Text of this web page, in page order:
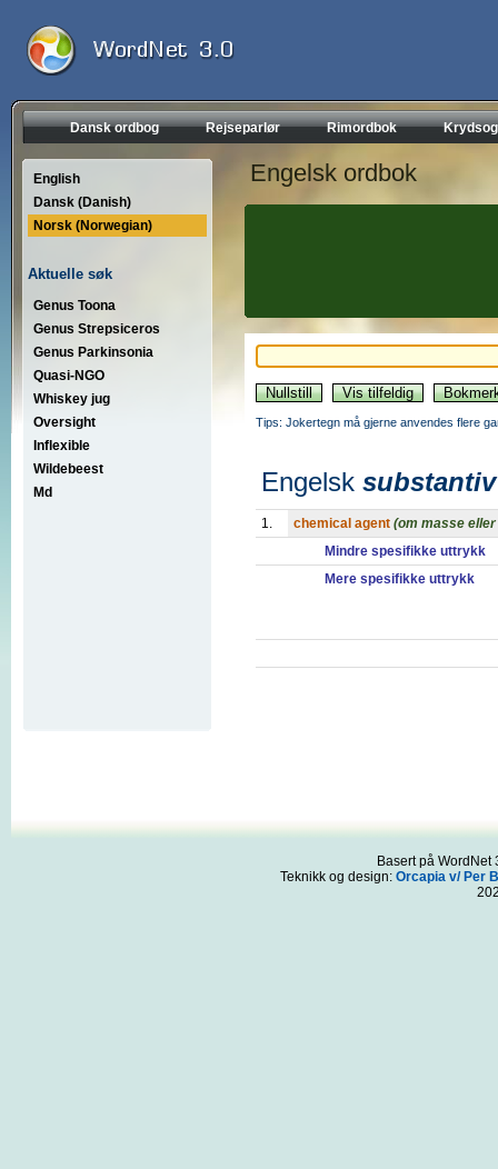
Dansk ordbog Rejseparlør Rimordbok
English
Dansk (Danish)
Norsk (Norwegian)
Aktuelle søk
Genus Toona
Genus Strepsiceros
Genus Parkinsonia
Quasi-NGO
Whiskey jug
Oversight
Inflexible
Wildebeest
Md
Engelsk ordbok
Tips: Jokertegn må gjerne anvendes flere
Engelsk substantiv
1. chemical agent (om masse
Mindre spesifikke uttrykk
Mere spesifikke uttrykk
Basert på
Teknikk og design: Orcapia v/ Per